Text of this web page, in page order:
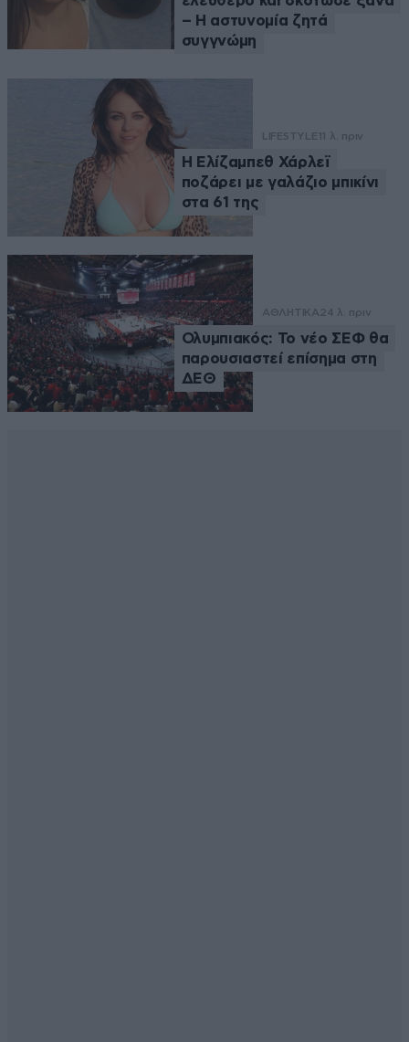
– Η αστυνομία ζητά
συγγνώμη
LIFESTYLE 11 λ. πριν
Η Ελίζαμπεθ Χάρλεϊ
ποζάρει με γαλάζιο μπικίνι
στα 61 της
ΑΘΛΗΤΙΚΑ 24 λ. πριν
Ολυμπιακός: Το νέο ΣΕΦ θα
παρουσιαστεί επίσημα στη
ΔΕΘ